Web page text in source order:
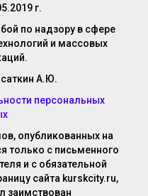
г.
по надзору в сфере
и массовых
А.Ю.
персональных
опубликованных на
только с письменного
и с обязательной
сайта kurskcity.ru,
заимствован